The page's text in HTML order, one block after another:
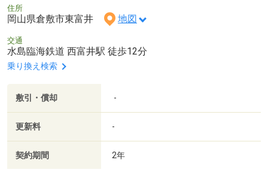
住所
岡山県倉敷市東富井 地図
交通
水島臨海鉄道 西富井駅 徒歩12分
乗り換え検索
敷引・償却 -
更新料 -
契約期間 2年